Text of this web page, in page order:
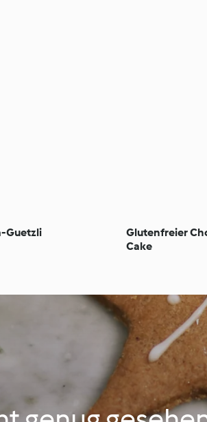
Guetzli
Glutenfreier
Cake